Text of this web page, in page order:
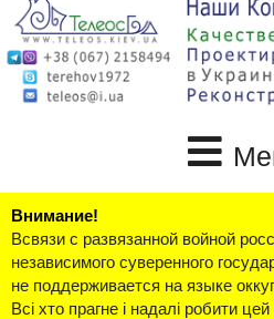
Внимание!
Всвязи с развязанной войной
независимого суверенного
не поддерживается на языке
Всі хто прагне і надалі робити